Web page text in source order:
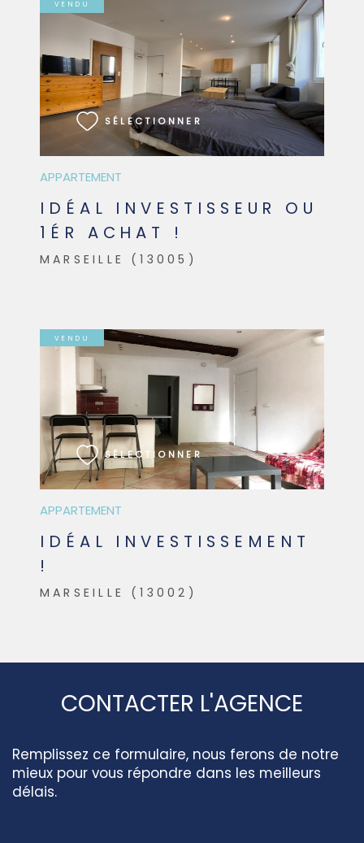
APPARTEMENT
IDÉAL INVESTISSEUR OU
1ÉR ACHAT !
MARSEILLE (13005)
VENDU
SÉLECTIONNER
VOIR LE BIEN
APPARTEMENT
IDÉAL INVESTISSEMENT
!
MARSEILLE (13002)
VENDU
SÉLECTIONNER
VOIR LE BIEN
CONTACTER L'AGENCE
Remplissez ce formulaire, nous ferons de notre
mieux pour vous répondre dans les meilleurs
délais.